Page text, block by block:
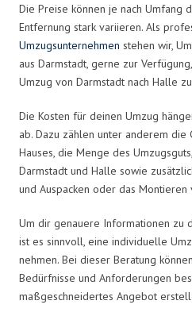
Die Preise können je nach Umfang
Entfernung stark variieren. Als
Umzugsunternehmen stehen wir,
aus Darmstadt, gerne zur
Umzug von Darmstadt nach Halle
Die Kosten für deinen Umzug
ab. Dazu zählen unter anderem
Hauses, die Menge des
Darmstadt und Halle sowie
und Auspacken oder das Montieren
Um dir genauere Informationen zu
ist es sinnvoll, eine individuelle
nehmen. Bei dieser Beratung
Bedürfnisse und Anforderungen
maßgeschneidertes Angebot